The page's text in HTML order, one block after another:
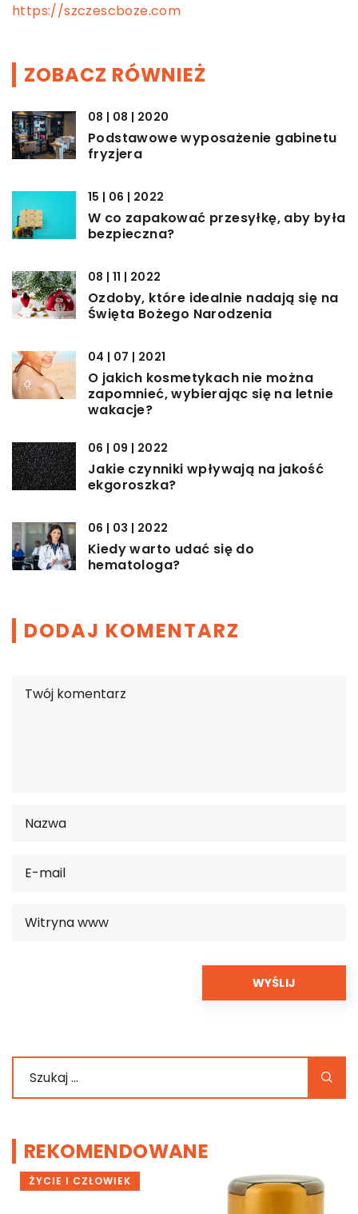
https://szczescboze.com
ZOBACZ RÓWNIEŻ
08 | 08 | 2020
Podstawowe wyposażenie gabinetu
fryzjera
15 | 06 | 2022
W co zapakować przesyłkę, aby była
bezpieczna?
08 | 11 | 2022
Ozdoby, które idealnie nadają się na
Święta Bożego Narodzenia
04 | 07 | 2021
O jakich kosmetykach nie można
zapomnieć, wybierając się na letnie
wakacje?
06 | 09 | 2022
Jakie czynniki wpływają na jakość
ekgoroszka?
06 | 03 | 2022
Kiedy warto udać się do
hematologa?
DODAJ KOMENTARZ
REKOMENDOWANE